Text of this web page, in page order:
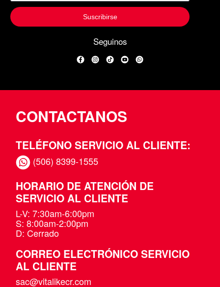
Suscribirse
Seguinos
FacebookInstagram
TikTokYouTubeWhatsApp
CONTACTANOS
TELÉFONO SERVICIO AL CLIENTE:
(506) 8399-1555
HORARIO DE ATENCIÓN DE
SERVICIO AL CLIENTE
L-V: 7:30am-6:00pm
S: 8:00am-2:00pm
D: Cerrado
CORREO ELECTRÓNICO SERVICIO
AL CLIENTE
sac@vitalikecr.com